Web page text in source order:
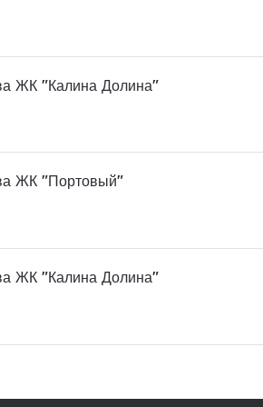
ЖК "Калина Долина"
ЖК "Портовый"
ЖК "Калина Долина"